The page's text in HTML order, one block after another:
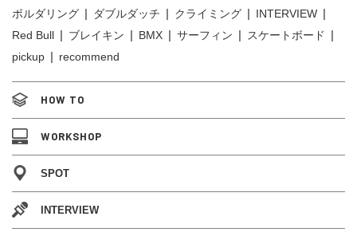
ボルダリング
ダブルダッチ クライミング
INTERVIEW
Red Bull
ブレイキン BMX サーフィン
スケートボード
pickup
recommend
HOW TO
WORKSHOP
SPOT
INTERVIEW